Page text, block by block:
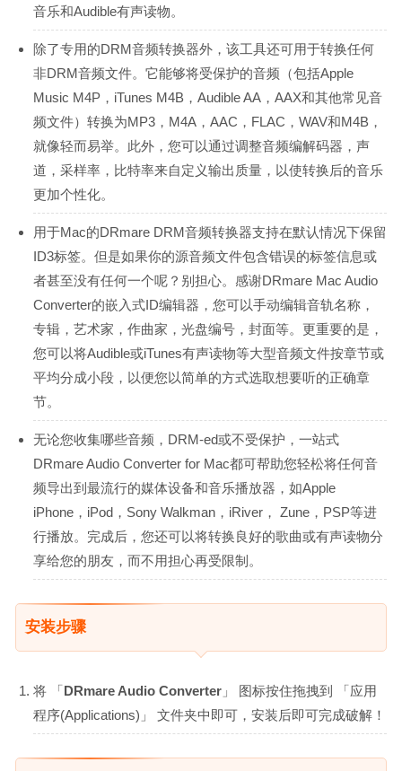
音乐和Audible有声读物。
除了专用的DRM音频转换器外，该工具还可用于转换任何
非DRM音频文件。它能够将受保护的音频（包括Apple
Music M4P，iTunes M4B，Audible AA，AAX和其他常见音
频文件）转换为MP3，M4A，AAC，FLAC，WAV和M4B，
就像轻而易举。此外，您可以通过调整音频编解码器，声
道，采样率，比特率来自定义输出质量，以使转换后的音乐
更加个性化。
用于Mac的DRmare DRM音频转换器支持在默认情况下保留
ID3标签。但是如果你的源音频文件包含错误的标签信息或
者甚至没有任何一个呢？别担心。感谢DRmare Mac Audio
Converter的嵌入式ID编辑器，您可以手动编辑音轨名称，
专辑，艺术家，作曲家，光盘编号，封面等。更重要的是，
您可以将Audible或iTunes有声读物等大型音频文件按章节或
平均分成小段，以便您以简单的方式选取想要听的正确章
节。
无论您收集哪些音频，DRM-ed或不受保护，一站式
DRmare Audio Converter for Mac都可帮助您轻松将任何音
频导出到最流行的媒体设备和音乐播放器，如Apple
iPhone，iPod，Sony Walkman，iRiver， Zune，PSP等进
行播放。完成后，您还可以将转换良好的歌曲或有声读物分
享给您的朋友，而不用担心再受限制。
安装步骤
将 「DRmare Audio Converter 」 图标按住拖拽到 「应用
程序(Applications)」 文件夹中即可，安装后即可完成破解！